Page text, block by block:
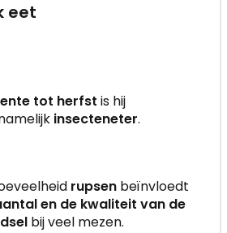
eet
tot herfst is hij
insecteneter.
rupsen beïnvloedt
en de kwaliteit van de
bij veel mezen.